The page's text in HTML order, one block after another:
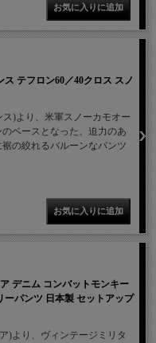
ス テフロン60／40クロス スノ
ス)より、米軍スノーカモオー
ベースとなった、迫力のあ
の絞れるバルーンなパンツ
デニム コンバットモンキー
ーパンツ 日本製 セットアップ
)より、ヴィンテージミリタ